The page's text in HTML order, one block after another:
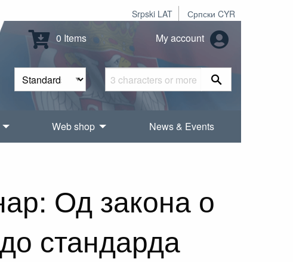
Srpski LAT Српски CYR
0 Items My account
Web shop News & Events
Од закона о
стандарда